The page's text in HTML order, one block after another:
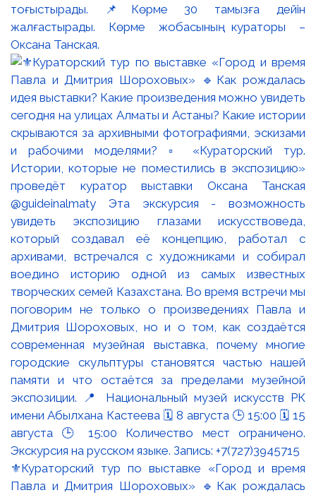
тоғыстырады. 📌Көрме 30 тамызға дейін
жалғастырады. Көрме жобасының кураторы –
Оксана Танская.
⚜️Кураторский тур по выставке «Город и время
Павла и Дмитрия Шороховых» 🔹Как рождалась